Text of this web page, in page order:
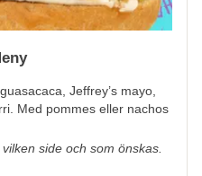
Jeffrey’s mayo,
Med pommes eller nachos
side och som önskas.